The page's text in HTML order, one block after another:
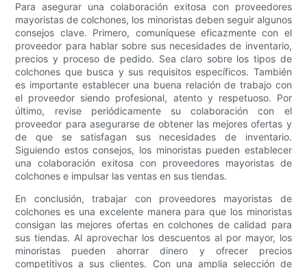
Para asegurar una colaboración exitosa con proveedores
mayoristas de colchones, los minoristas deben seguir algunos
consejos clave. Primero, comuníquese eficazmente con el
proveedor para hablar sobre sus necesidades de inventario,
precios y proceso de pedido. Sea claro sobre los tipos de
colchones que busca y sus requisitos específicos. También
es importante establecer una buena relación de trabajo con
el proveedor siendo profesional, atento y respetuoso. Por
último, revise periódicamente su colaboración con el
proveedor para asegurarse de obtener las mejores ofertas y
de que se satisfagan sus necesidades de inventario.
Siguiendo estos consejos, los minoristas pueden establecer
una colaboración exitosa con proveedores mayoristas de
colchones e impulsar las ventas en sus tiendas.
En conclusión, trabajar con proveedores mayoristas de
colchones es una excelente manera para que los minoristas
consigan las mejores ofertas en colchones de calidad para
sus tiendas. Al aprovechar los descuentos al por mayor, los
minoristas pueden ahorrar dinero y ofrecer precios
competitivos a sus clientes. Con una amplia selección de